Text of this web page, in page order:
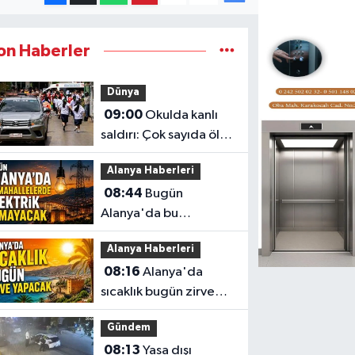
Haberler
Dünya
09:00
saldırı: Çok sayıda ölü
ve yaralı var
Alanya Haberleri
08:44
Alanya'da bu
mahallelerde elektrik
olmayacak
Alanya Haberleri
08:16 Alanya'da
sıcaklık bugün zirve
yapacak
Gündem
08:13 Yasa dışı